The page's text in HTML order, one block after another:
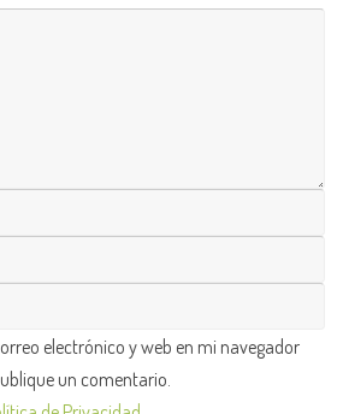
electrónico y web en mi navegador
un comentario.